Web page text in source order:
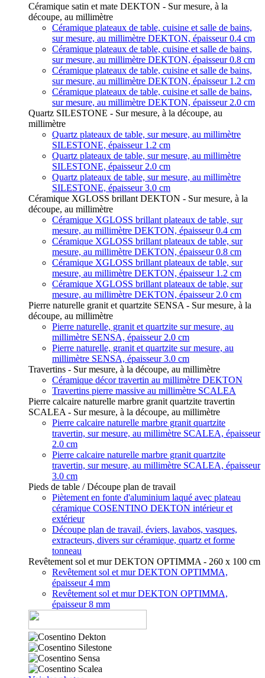
Céramique satin et mate DEKTON - Sur mesure, à la
découpe, au millimètre
Céramique plateaux de table, cuisine et salle de bains,
sur mesure, au millimètre DEKTON, épaisseur 0.4 cm
Céramique plateaux de table, cuisine et salle de bains,
sur mesure, au millimètre DEKTON, épaisseur 0.8 cm
Céramique plateaux de table, cuisine et salle de bains,
sur mesure, au millimètre DEKTON, épaisseur 1.2 cm
Céramique plateaux de table, cuisine et salle de bains,
sur mesure, au millimètre DEKTON, épaisseur 2.0 cm
Quartz SILESTONE - Sur mesure, à la découpe, au
millimètre
Quartz plateaux de table, sur mesure, au millimètre
SILESTONE, épaisseur 1.2 cm
Quartz plateaux de table, sur mesure, au millimètre
SILESTONE, épaisseur 2.0 cm
Quartz plateaux de table, sur mesure, au millimètre
SILESTONE, épaisseur 3.0 cm
Céramique XGLOSS brillant DEKTON - Sur mesure, à la
découpe, au millimètre
Céramique XGLOSS brillant plateaux de table, sur
mesure, au millimètre DEKTON, épaisseur 0.4 cm
Céramique XGLOSS brillant plateaux de table, sur
mesure, au millimètre DEKTON, épaisseur 0.8 cm
Céramique XGLOSS brillant plateaux de table, sur
mesure, au millimètre DEKTON, épaisseur 1.2 cm
Céramique XGLOSS brillant plateaux de table, sur
mesure, au millimètre DEKTON, épaisseur 2.0 cm
Pierre naturelle granit et quartzite SENSA - Sur mesure, à la
découpe, au millimètre
Pierre naturelle, granit et quartzite sur mesure, au
millimètre SENSA, épaisseur 2.0 cm
Pierre naturelle, granit et quartzite sur mesure, au
millimètre SENSA, épaisseur 3.0 cm
Travertins - Sur mesure, à la découpe, au millimètre
Céramique décor travertin au millimètre DEKTON
Travertins pierre massive au millimètre SCALEA
Pierre calcaire naturelle marbre granit quartzite travertin
SCALEA - Sur mesure, à la découpe, au millimètre
Pierre calcaire naturelle marbre granit quartzite
travertin, sur mesure, au millimètre SCALEA, épaisseur
2.0 cm
Pierre calcaire naturelle marbre granit quartzite
travertin, sur mesure, au millimètre SCALEA, épaisseur
3.0 cm
Pieds de table / Découpe plan de travail
Piètement en fonte d'aluminium laqué avec plateau
céramique COSENTINO DEKTON intérieur et
extérieur
Découpe plan de travail, éviers, lavabos, vasques,
extracteurs, divers sur céramique, quartz et forme
tonneau
Revêtement sol et mur DEKTON OPTIMMA - 260 x 100 cm
Revêtement sol et mur DEKTON OPTIMMA,
épaisseur 4 mm
Revêtement sol et mur DEKTON OPTIMMA,
épaisseur 8 mm